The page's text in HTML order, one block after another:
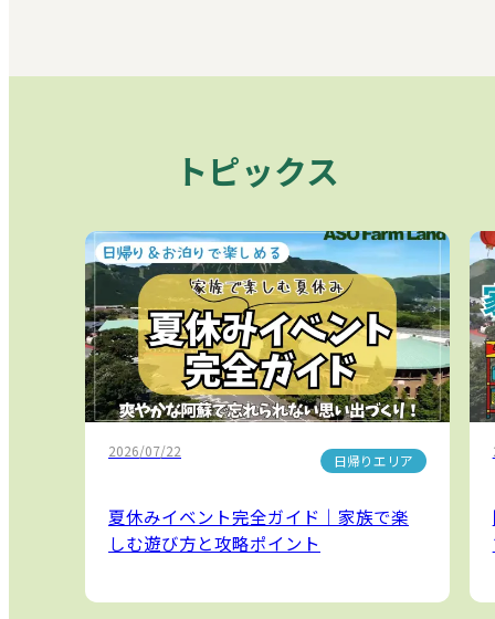
トピックス
2026/07/22
日帰りエリア
夏休みイベント完全ガイド｜家族で楽
しむ遊び方と攻略ポイント